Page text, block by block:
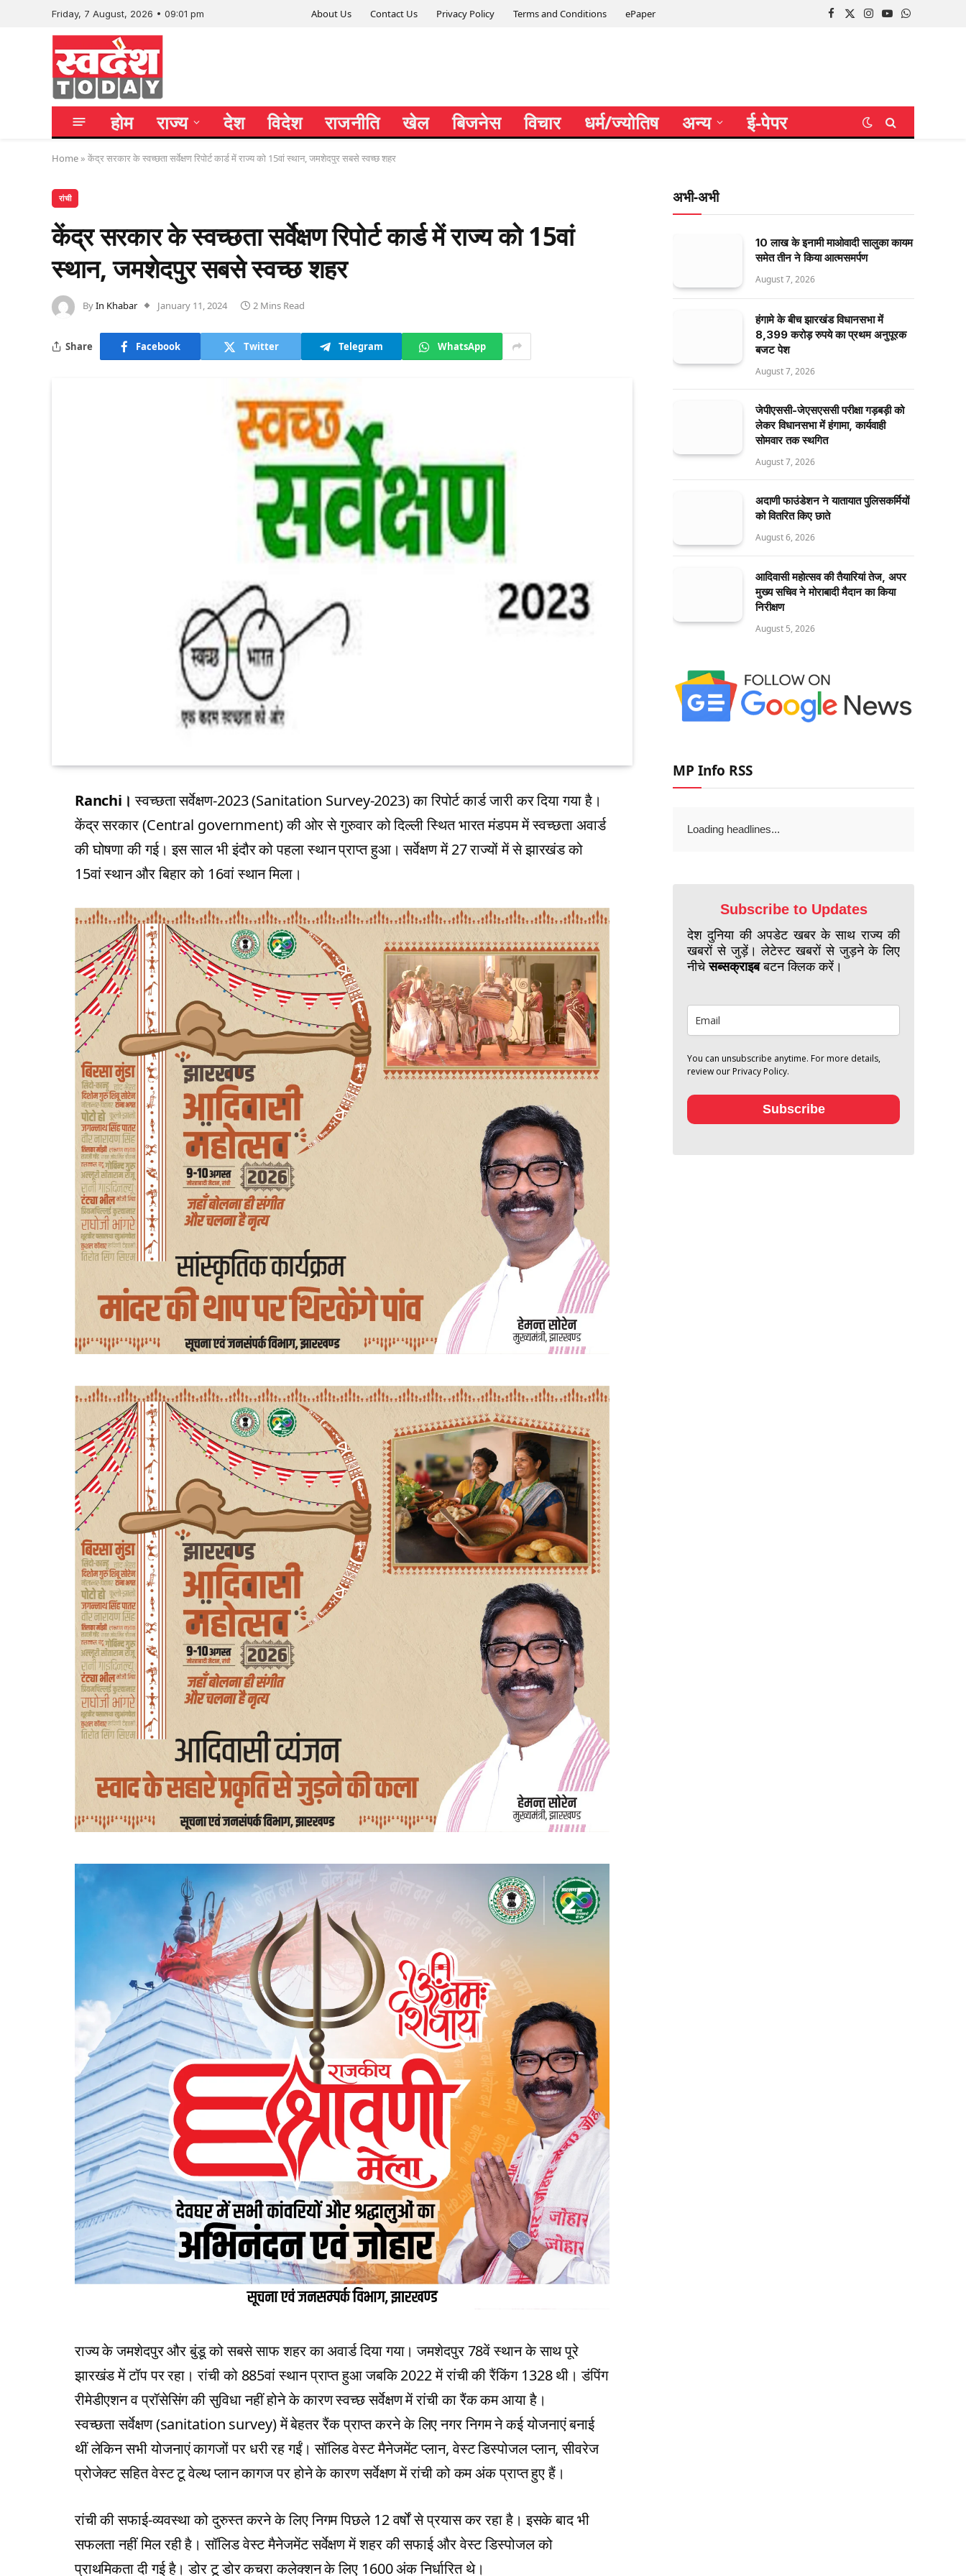
Friday, 7 August, 2026 • 09:01 pm About Us Contact Us Privacy Policy Terms and Conditions ePaper
Facebook
X
Instagram
YouTubeWhatsApp
होम राज्य देश विदेश राजनीति खेल बिजनेस विचार धर्म/ज्योतिष अन्य ई-पेपर
Home » केंद्र सरकार के स्वच्छता सर्वेक्षण रिपोर्ट कार्ड में राज्य को 15वां स्थान, जमशेदपुर सबसे स्वच्छ शहर
रांची
केंद्र सरकार के स्वच्छता सर्वेक्षण रिपोर्ट कार्ड में राज्य को 15वां
स्थान, जमशेदपुर सबसे स्वच्छ शहर
ByIn Khabar January 11, 2024 2 Mins Read
Share Facebook Twitter Telegram WhatsApp
Ranchi। स्वच्छता सर्वेक्षण-2023 (Sanitation Survey-2023) का रिपोर्ट कार्ड जारी कर दिया गया है।
केंद्र सरकार (Central government) की ओर से गुरुवार को दिल्ली स्थित भारत मंडपम में स्वच्छता अवार्ड
की घोषणा की गई। इस साल भी इंदौर को पहला स्थान प्राप्त हुआ। सर्वेक्षण में 27 राज्यों में से झारखंड को
15वां स्थान और बिहार को 16वां स्थान मिला।
राज्य के जमशेदपुर और बुंडू को सबसे साफ शहर का अवार्ड दिया गया। जमशेदपुर 78वें स्थान के साथ पूरे
झारखंड में टॉप पर रहा। रांची को 885वां स्थान प्राप्त हुआ जबकि 2022 में रांची की रैंकिंग 1328 थी। डंपिंग
रीमेडीएशन व प्रॉसेसिंग की सुविधा नहीं होने के कारण स्वच्छ सर्वेक्षण में रांची का रैंक कम आया है।
स्वच्छता सर्वेक्षण (sanitation survey) में बेहतर रैंक प्राप्त करने के लिए नगर निगम ने कई योजनाएं बनाई
थीं लेकिन सभी योजनाएं कागजों पर धरी रह गईं। सॉलिड वेस्ट मैनेजमेंट प्लान, वेस्ट डिस्पोजल प्लान, सीवरेज
प्रोजेक्ट सहित वेस्ट टू वेल्थ प्लान कागज पर होने के कारण सर्वेक्षण में रांची को कम अंक प्राप्त हुए हैं।
रांची की सफाई-व्यवस्था को दुरुस्त करने के लिए निगम पिछले 12 वर्षों से प्रयास कर रहा है। इसके बाद भी
सफलता नहीं मिल रही है। सॉलिड वेस्ट मैनेजमेंट सर्वेक्षण में शहर की सफाई और वेस्ट डिस्पोजल को
प्राथमिकता दी गई है। डोर टू डोर कचरा कलेक्शन के लिए 1600 अंक निर्धारित थे।
अभी-अभी
10 लाख के इनामी माओवादी सालुका कायम
समेत तीन ने किया आत्मसमर्पण
August 7, 2026
हंगामे के बीच झारखंड विधानसभा में
8,399 करोड़ रुपये का प्रथम अनुपूरक
बजट पेश
August 7, 2026
जेपीएससी-जेएसएससी परीक्षा गड़बड़ी को
लेकर विधानसभा में हंगामा, कार्यवाही
सोमवार तक स्थगित
August 7, 2026
अदाणी फाउंडेशन ने यातायात पुलिसकर्मियों
को वितरित किए छाते
August 6, 2026
आदिवासी महोत्सव की तैयारियां तेज, अपर
मुख्य सचिव ने मोराबादी मैदान का किया
निरीक्षण
August 5, 2026
MP Info RSS
Loading headlines...
Subscribe to Updates
देश दुनिया की अपडेट खबर के साथ राज्य की
खबरों से जुड़ें। लेटेस्ट खबरों से जुड़ने के लिए
नीचेसब्सक्राइबबटन क्लिक करें।
You can unsubscribe anytime. For more details,
review our Privacy Policy.
Subscribe